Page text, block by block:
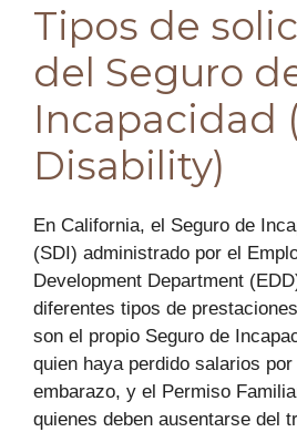
Tipos de
del Seguro
Incapacidad
Disability)
En California, el Seguro de
(SDI) administrado por el
Development Department
diferentes tipos de
son el propio Seguro de
quien haya perdido salarios
embarazo, y el Permiso
quienes deben ausentarse del